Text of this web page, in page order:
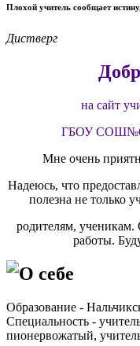
Плохой учитель сообщает
Дистверг
на сайт
ГБОУ СОШ№6
Мне очень
Надеюсь, что
полезна не только
родителям,
работы.
О себе
Образование -
Специальность -
пионервожатый,